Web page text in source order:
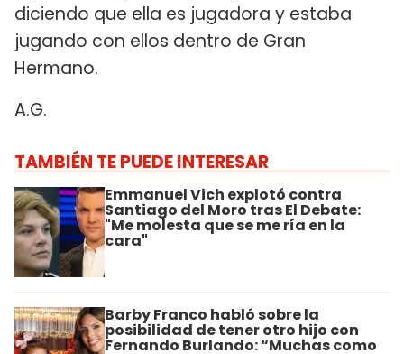
diciendo que ella es jugadora y estaba
jugando con ellos dentro de Gran
Hermano.
A.G.
TAMBIÉN TE PUEDE INTERESAR
Emmanuel Vich explotó contra
Santiago del Moro tras El Debate:
"Me molesta que se me ría en la
cara"
Barby Franco habló sobre la
posibilidad de tener otro hijo con
Fernando Burlando: “Muchas como